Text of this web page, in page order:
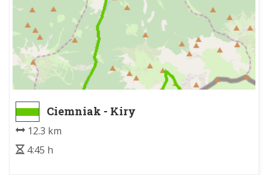
Ciemniak - Kiry
12.3 km
4:45 h